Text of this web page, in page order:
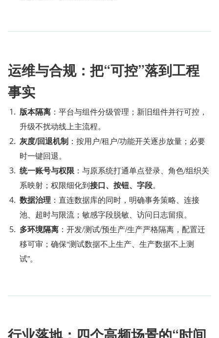
运维与合规：把“可控”落到工程
事实
版本隔离 ：平台与组件分级管理；新旧组件并行可控，
升级不扰动线上主流程。
灰度/回退机制 ：按用户/租户/功能开关逐步放量；必要
时一键回退。
统一账号与权限 ：与原系统打通单点登录、角色/组织关
系映射；权限细化到接口、按钮、字段。
数据治理 ：直连数据库的同时，明确事务策略、连接
池、超时与限流；敏感字段脱敏、访问日志留痕。
多环境隔离 ：开发/测试/预生产/生产严格隔离，配置迁
移可审；确保“测试数据不上生产、生产数据不上测
试”。